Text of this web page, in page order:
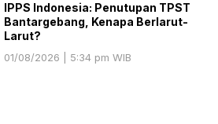
IPPS Indonesia: Penutupan TPST
Bantargebang, Kenapa Berlarut-
Larut?
01/08/2026 | 5:34 pm WIB